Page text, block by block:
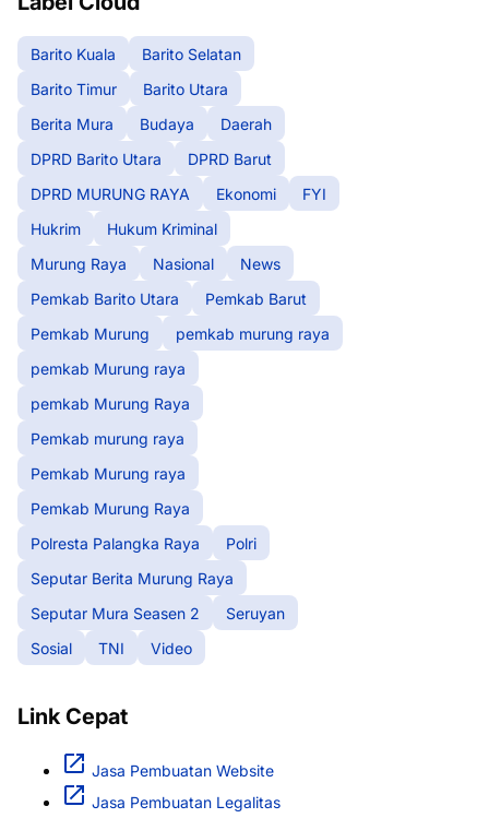
Barito Kuala
Barito Selatan
Barito Timur
Barito Utara
Berita Mura
Budaya
Daerah
DPRD Barito Utara
DPRD Barut
DPRD MURUNG RAYA
Ekonomi
FYI
Hukrim
Hukum Kriminal
Murung Raya
Nasional
News
Pemkab Barito Utara
Pemkab Barut
Pemkab Murung
pemkab murung raya
pemkab Murung raya
pemkab Murung Raya
Pemkab murung raya
Pemkab Murung raya
Pemkab Murung Raya
Polresta Palangka Raya
Polri
Seputar Berita Murung Raya
Seputar Mura Seasen 2
Seruyan
Sosial
TNI Video
Link Cepat
Jasa Pembuatan Website
Jasa Pembuatan Legalitas